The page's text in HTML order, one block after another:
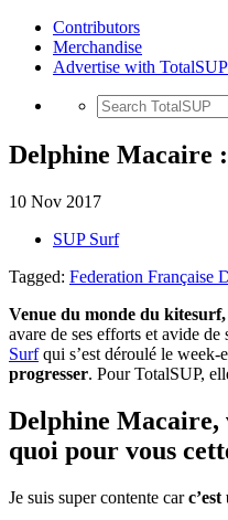
Contributors
Merchandise
Advertise with
Delphine Macaire
10 Nov 2017
SUP Surf
Tagged: Federation Française
Venue du monde du kitesurf,
avare de ses efforts et avide
Surfqui s’est déroulé le week-
progresser. Pour TotalSUP,
Delphine Macaire,
quoi pour vous
Je suis super contente car